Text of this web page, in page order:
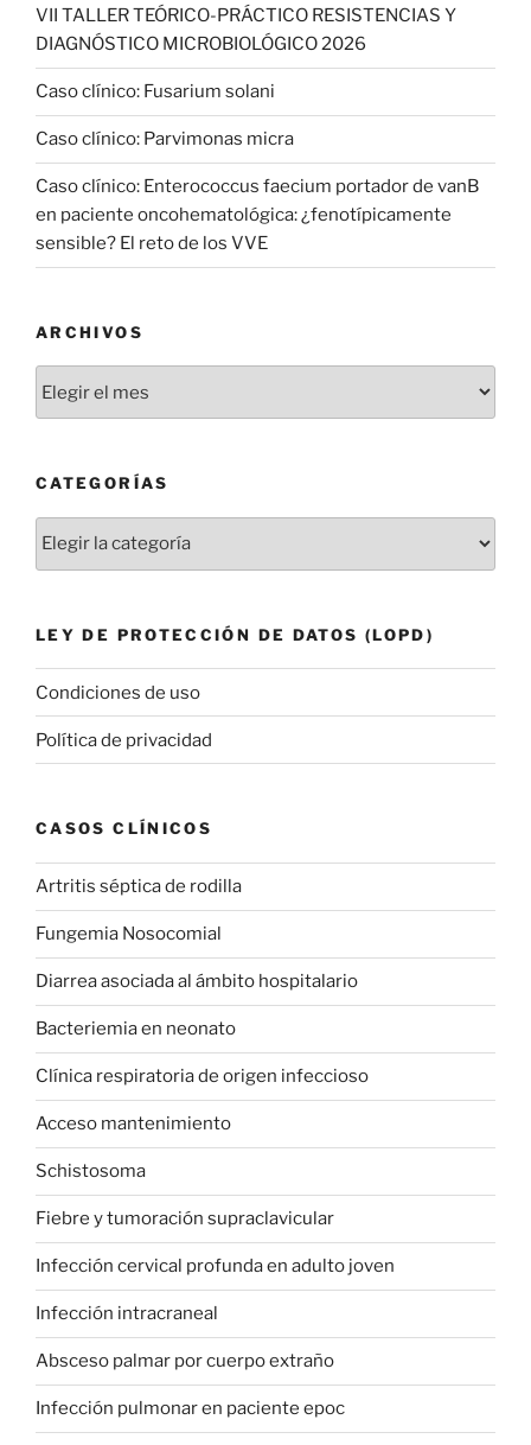
VII TALLER TEÓRICO-PRÁCTICO RESISTENCIAS Y
DIAGNÓSTICO MICROBIOLÓGICO 2026
Caso clínico: Fusarium solani
Caso clínico: Parvimonas micra
Caso clínico: Enterococcus faecium portador de vanB
en paciente oncohematológica: ¿fenotípicamente
sensible? El reto de los VVE
ARCHIVOS
CATEGORÍAS
LEY DE PROTECCIÓN DE DATOS (LOPD)
Condiciones de uso
Política de privacidad
CASOS CLÍNICOS
Artritis séptica de rodilla
Fungemia Nosocomial
Diarrea asociada al ámbito hospitalario
Bacteriemia en neonato
Clínica respiratoria de origen infeccioso
Acceso mantenimiento
Schistosoma
Fiebre y tumoración supraclavicular
Infección cervical profunda en adulto joven
Infección intracraneal
Absceso palmar por cuerpo extraño
Infección pulmonar en paciente epoc